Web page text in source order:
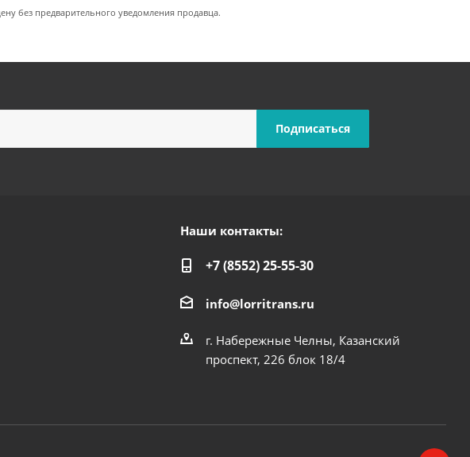
без предварительного уведомления продавца.
Наши контакты:
+7 (8552) 25-55-30
info@lorritrans.ru
г. Набережные Челны, Казанский
проспект, 226 блок 18/4